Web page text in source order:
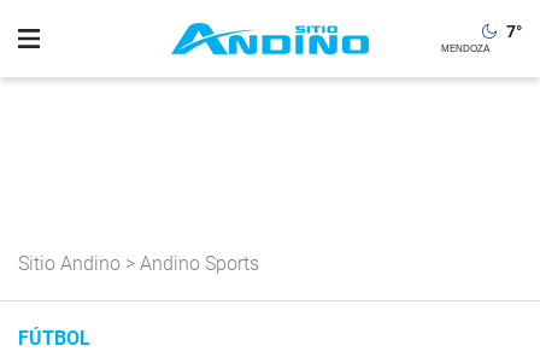
7°
Sitio Andino > Andino Sports
FÚTBOL